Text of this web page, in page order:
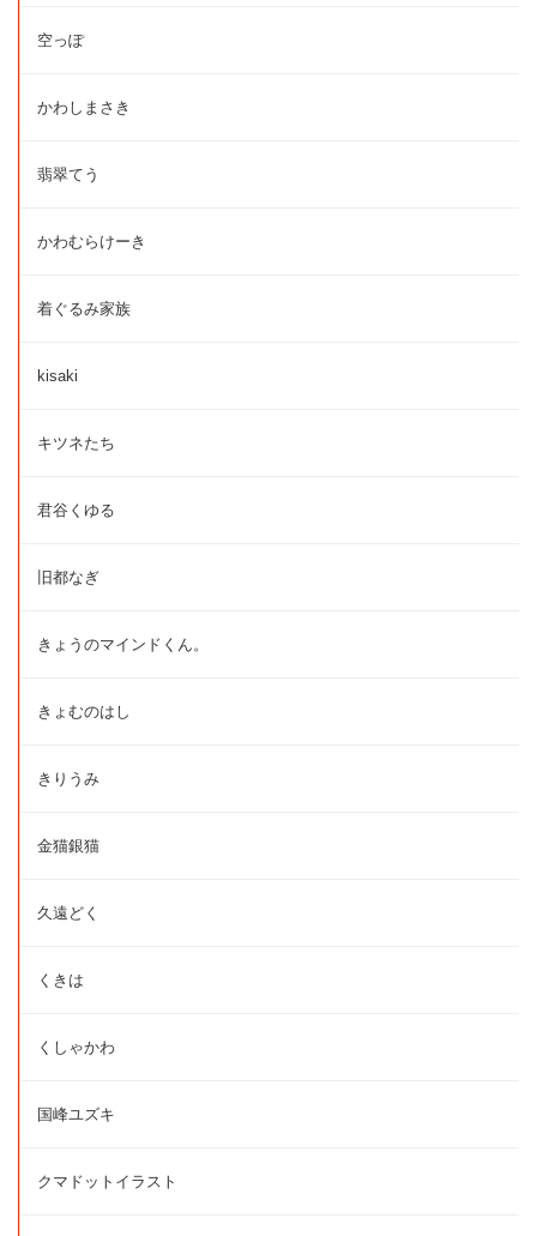
空っぽ
かわしまさき
翡翠てう
かわむらけーき
着ぐるみ家族
kisaki
キツネたち
君谷くゆる
旧都なぎ
きょうのマインドくん。
きょむのはし
きりうみ
金猫銀猫
久遠どく
くきは
くしゃかわ
国峰ユズキ
クマドットイラスト